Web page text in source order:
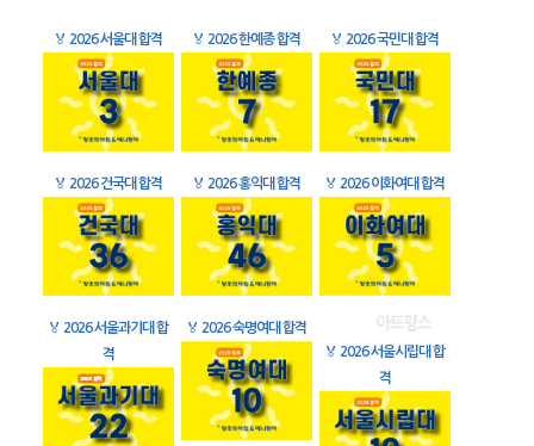
🏅 2026 서울대 합격 🏅 2026 한예종 합격 🏅 2026 국민대 합격
🏅 2026 건국대 합격 🏅 2026 홍익대 합격 🏅 2026 이화여대 합격
🏅 2026 서울과기대 합
격
🏅 2026 숙명여대 합격
🏅 2026 서울시립대 합
격